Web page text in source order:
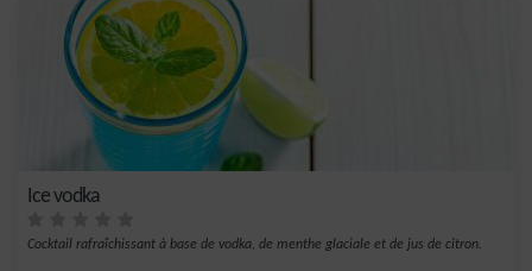
Ice vodka
Cocktail rafraîchissant à base de vodka, de menthe glaciale et de jus de citron.